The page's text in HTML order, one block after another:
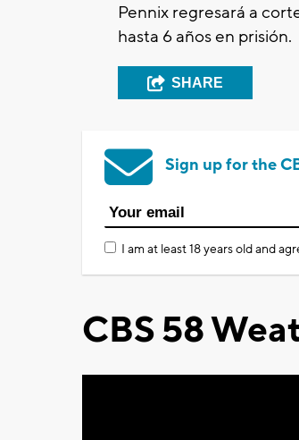
Pennix regresará a
hasta 6 años en prisión.
SHARE
Sign up for the
I am at least 18 years old and
CBS 58